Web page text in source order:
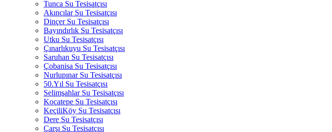
Tunca Su Tesisatçısı
Akıncılar Su Tesisatçısı
Dinçer Su Tesisatçısı
Bayındırlık Su Tesisatçısı
Utku Su Tesisatçısı
Çınarlıkuyu Su Tesisatçısı
Saruhan Su Tesisatçısı
Çobanisa Su Tesisatçısı
Nurlupınar Su Tesisatçısı
50.Yıl Su Tesisatçısı
Selimşahlar Su Tesisatçısı
Kocatepe Su Tesisatçısı
KeçiliKöy Su Tesisatçısı
Dere Su Tesisatçısı
Çarşı Su Tesisatçısı